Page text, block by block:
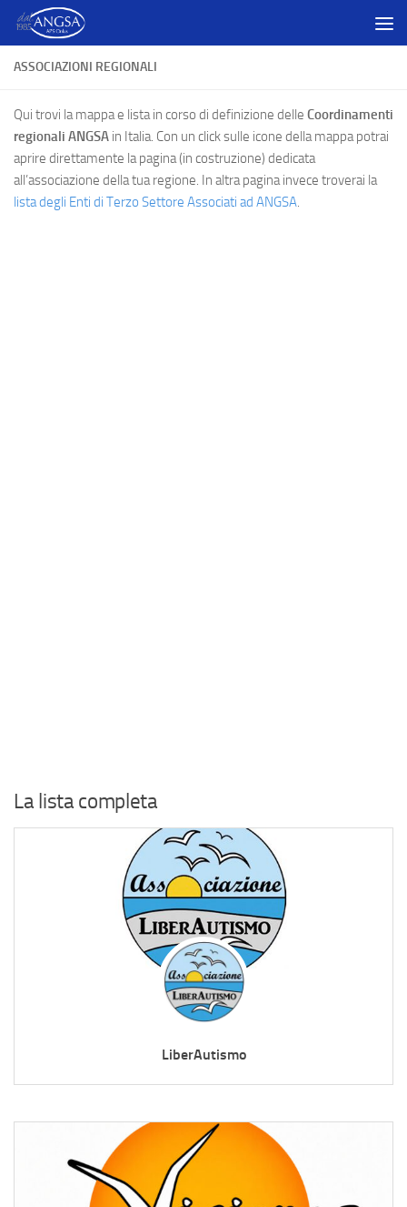
Salta al contenuto
ASSOCIAZIONI REGIONALI
Qui trovi la mappa e lista in corso di definizione delle Coordinamenti
regionali ANGSA in Italia. Con un click sulle icone della mappa potrai
aprire direttamente la pagina (in costruzione) dedicata
all’associazione della tua regione. In altra pagina invece troverai la
lista degli Enti di Terzo Settore Associati ad ANGSA.
La lista completa
LiberAutismo